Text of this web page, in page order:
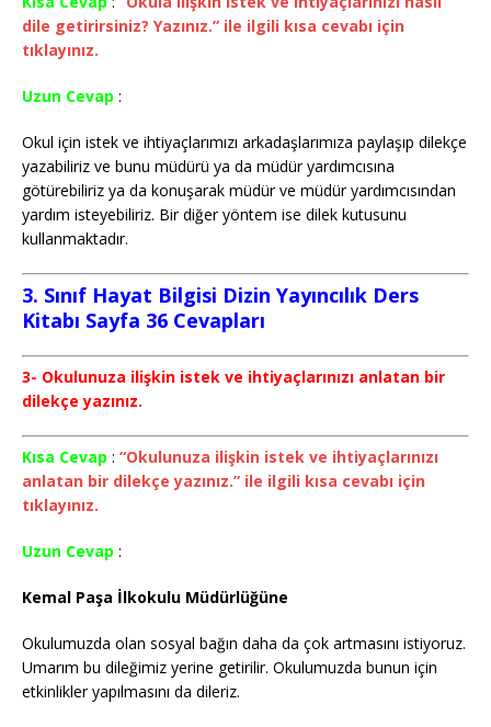
dile getirirsiniz? Yazınız.” ile ilgili kısa cevabı için
tıklayınız.
Uzun Cevap :
Okul için istek ve ihtiyaçlarımızı arkadaşlarımıza paylaşıp dilekçe
yazabiliriz ve bunu müdürü ya da müdür yardımcısına
götürebiliriz ya da konuşarak müdür ve müdür yardımcısından
yardım isteyebiliriz. Bir diğer yöntem ise dilek kutusunu
kullanmaktadır.
3. Sınıf Hayat Bilgisi Dizin Yayıncılık Ders
Kitabı Sayfa 36 Cevapları
3- Okulunuza ilişkin istek ve ihtiyaçlarınızı anlatan bir
dilekçe yazınız.
Kısa Cevap : “Okulunuza ilişkin istek ve ihtiyaçlarınızı
anlatan bir dilekçe yazınız.” ile ilgili kısa cevabı için
tıklayınız.
Uzun Cevap :
Kemal Paşa İlkokulu Müdürlüğüne
Okulumuzda olan sosyal bağın daha da çok artmasını istiyoruz.
Umarım bu dileğimiz yerine getirilir. Okulumuzda bunun için
etkinlikler yapılmasını da dileriz.